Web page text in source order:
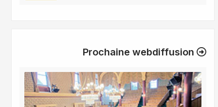
Prochaine webdiffusion